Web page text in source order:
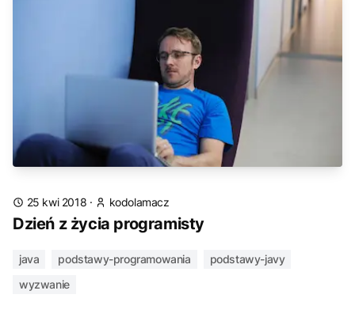
25 kwi 2018 · kodolamacz
Dzień z życia programisty
java podstawy-programowania
podstawy-javy
wyzwanie